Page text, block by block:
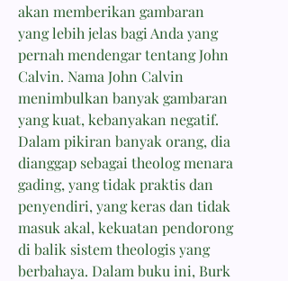
akan memberikan gambaran
yang lebih jelas bagi Anda yang
pernah mendengar tentang John
Calvin. Nama John Calvin
menimbulkan banyak gambaran
yang kuat, kebanyakan negatif.
Dalam pikiran banyak orang, dia
dianggap sebagai theolog menara
gading, yang tidak praktis dan
penyendiri, yang keras dan tidak
masuk akal, kekuatan pendorong
di balik sistem theologis yang
berbahaya. Dalam buku ini, Burk